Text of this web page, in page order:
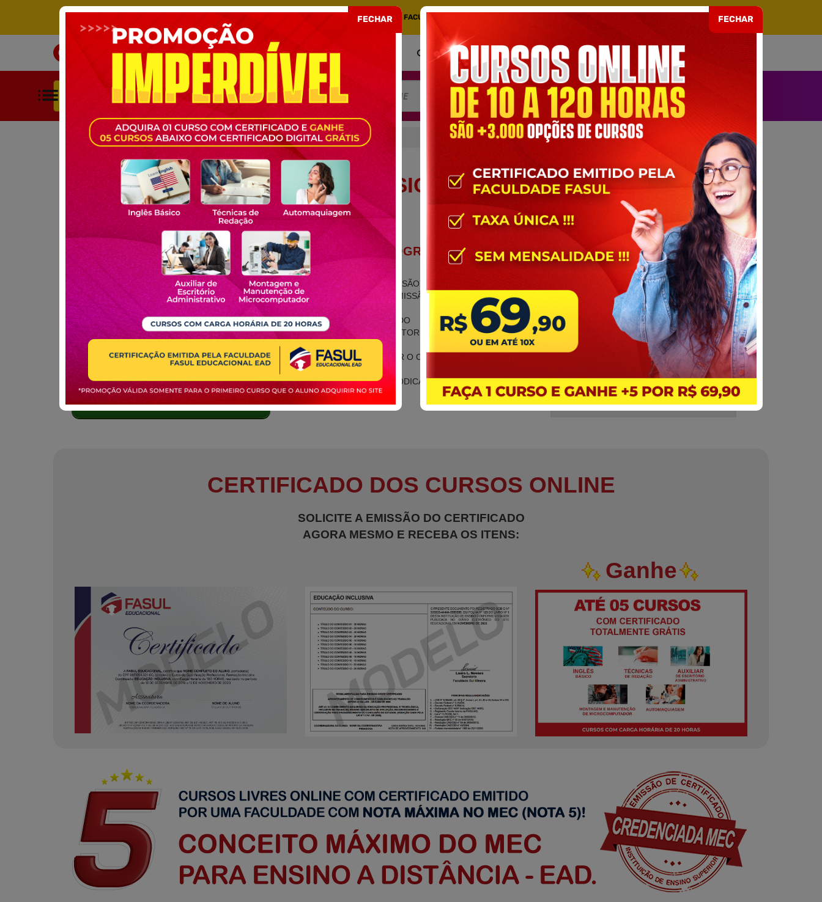
ÚNICO SITE DE CURSOS LIVRES COM CERTIFICADO EMITIDO POR UMA FACULDADE CREDENCIADA NO MEC. PORTARIA EAD Nº 499 DE 08/07/2021
INÍCIO CURSOS COMO FUNCIONA CERTIFICADO ATENDIMENTO SOU ALUNO
BUSCAR POR CATEGORIAS
CURSOS GRATUITOS MECÂNICA MECÂNICA DE CAMINHÕES BÁSICO
CURSO GRATUITO ONLINE:
MECÂNICA DE CAMINHÕES BÁSICO
MATRICULE-SE
CONTEÚDO PROGRAMÁTICO DO
CURSO
SISTEMA DE SUSPENSÃO
SISTEMA DE TRANSMISSÃO
GRAMPO FEIXE
CAMINHÃO ARQUEADO
COMBUSTÃO DO MOTOR
SISTEMA RODOAR
DICAS PARA REDUZIR O CONSUMO DE
COMBUSTÍVEL
MANUTENÇÃO PERIÓDICA
CERTIFICADO DOS CURSOS ONLINE
SOLICITE A EMISSÃO DO CERTIFICADO
AGORA MESMO E RECEBA OS ITENS:
Ganhe
FECHAR FECHAR